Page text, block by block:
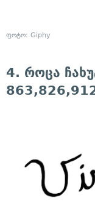
ფოტო: Giphy
4. როცა